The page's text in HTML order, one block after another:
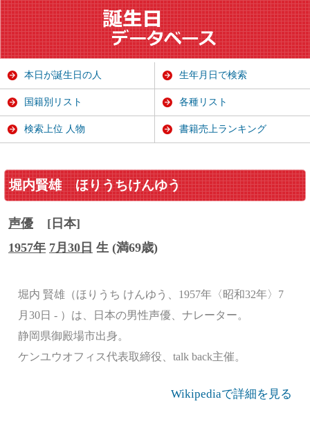
堀内賢雄 ほりうちけんゆう
声優
[日本]
1957年 7月30日 生 (満69歳)
堀内 賢雄（ほりうち けんゆう、1957年〈昭和32年〉7
月30日 - ）は、日本の男性声優、ナレーター。
静岡県御殿場市出身。
ケンユウオフィス代表取締役、talk back主催。
Wikipediaで詳細を見る
本日が誕生日の人 生年月日で検索
国籍別リスト 各種リスト
検索上位 人物 書籍売上ランキング